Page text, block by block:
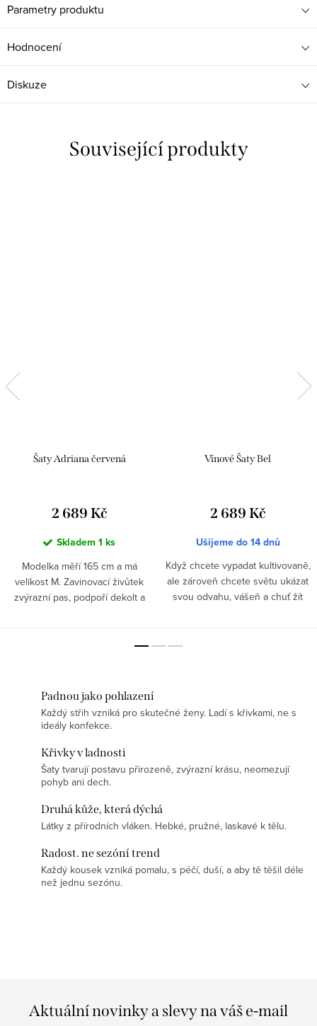
Parametry produktu
Hodnocení
Diskuze
Související produkty
Šaty Adriana červená
2 689 Kč
Skladem 1 ks
Modelka měří 165 cm a má
velikost M. Zavinovací živůtek
zvýrazní pas, podpoří dekolt a
Vínové Šaty Bel
2 689 Kč
Ušijeme do 14 dnů
Když chcete vypadat kultivovaně,
ale zároveň chcete světu ukázat
svou odvahu, vášeň a chuť žít
Padnou jako pohlazení
Každý střih vzniká pro skutečné ženy. Ladí s křivkami, ne s
ideály konfekce.
Křivky v ladnosti
Šaty tvarují postavu přirozeně, zvýrazní krásu, neomezují
pohyb ani dech.
Druhá kůže, která dýchá
Látky z přírodních vláken. Hebké, pružné, laskavé k tělu.
Radost. ne sezóní trend
Každý kousek vzniká pomalu, s péčí, duší, a aby tě těšil déle
než jednu sezónu.
Aktuální novinky a slevy na váš e-mail